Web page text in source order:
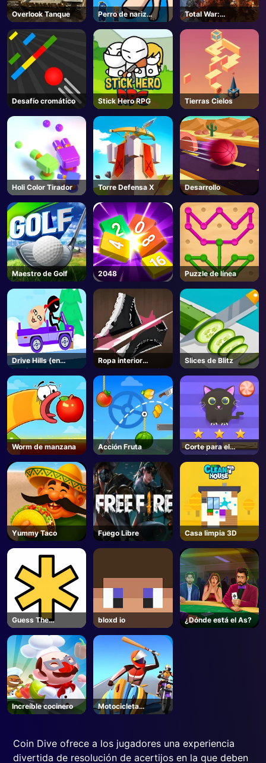
Overlook Tanque
Perro de nariz
súper larga
Total War:
WARHAMMER III -
Desafío cromático Stick Hero RPG Tierras Cielos
Holi Color Tirador Torre Defensa X Desarrollo
Maestro de Golf 2048 Puzzle de línea
Drive Hills (en
inglés)
Ropa interior
cortada con cuchillo
en línea
Slices de Blitz
Worm de manzana Acción Fruta
Corte para el
desafío del gato
Yummy Taco Fuego Libre Casa limpia 3D
Guess The
Password
bloxd io ¿Dónde está el As?
Increíble cocinero
Motocicleta
Shinecool Stunt
Coin Dive ofrece a los jugadores una experiencia
divertida de resolución de acertijos en la que deben